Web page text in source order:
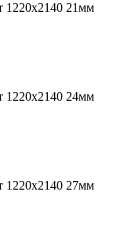
1220х2140 21мм
1220х2140 24мм
1220х2140 27мм